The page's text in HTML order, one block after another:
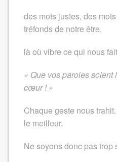
des mots justes, des
tréfonds de notre être,
là où vibre ce qui nous
« Que vos paroles soient
cœur ! »
Chaque geste nous
le meilleur.
Ne soyons donc pas trop